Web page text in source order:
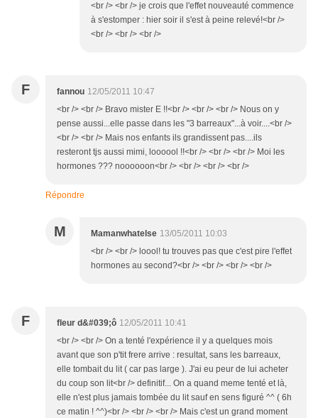
<br /> <br /> je crois que l'effet nouveauté commence
à s'estomper : hier soir il s'est à peine relevé!<br />
<br /> <br /> <br />
F fannou 12/05/2011 10:47
<br /> <br /> Bravo mister E !!<br /> <br /> <br /> Nous on y
pense aussi...elle passe dans les "3 barreaux"...à voir....<br />
<br /> <br /> Mais nos enfants ils grandissent pas....ils
resteront tjs aussi mimi, loooool !!<br /> <br /> <br /> Moi les
hormones ??? noooooon<br /> <br /> <br /> <br />
Répondre
M Mamanwhatelse 13/05/2011 10:03
<br /> <br /> loool! tu trouves pas que c'est pire l'effet
hormones au second?<br /> <br /> <br /> <br />
F fleur d&#039;ô 12/05/2011 10:41
<br /> <br /> On a tenté l'expérience il y a quelques mois
avant que son p'tit frere arrive : resultat, sans les barreaux,
elle tombait du lit ( car pas large ). J'ai eu peur de lui acheter
du coup son lit<br /> definitif... On a quand meme tenté et là,
elle n'est plus jamais tombée du lit sauf en sens figuré ^^ ( 6h
ce matin ! ^^)<br /> <br /> <br /> Mais c'est un grand moment